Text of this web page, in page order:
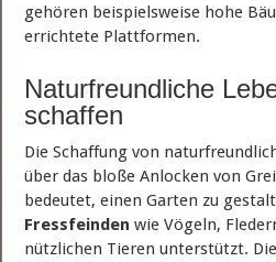
gehören beispielsweise hohe
errichtete Plattformen.
Naturfreundliche
schaffen
Die Schaffung von
über das bloße Anlocken von
bedeutet, einen Garten zu
Fressfeinden wie Vögeln,
nützlichen Tieren unterstützt.